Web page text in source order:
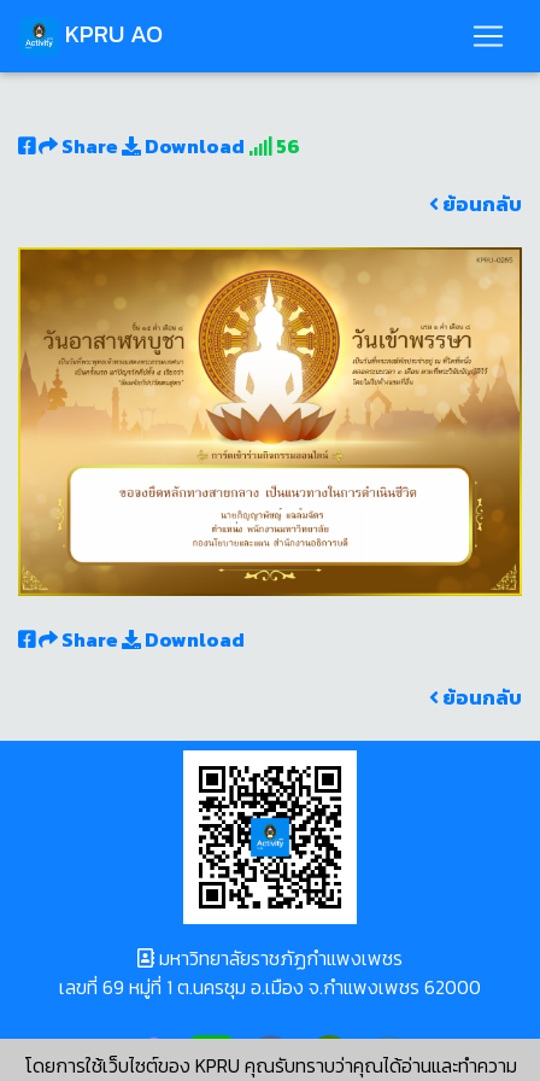
KPRU AO
Share Download
56
ย้อนกลับ
Share
Download
ย้อนกลับ
โดยการใช้เว็บไซต์ของ KPRU คุณรับทราบว่าคุณได้อ่านและทำความ
มหาวิทยาลัยราชภัฏกำแพงเพชร
เลขที่ 69 หมู่ที่ 1 ต.นครชุม อ.เมือง จ.กำแพงเพชร 62000